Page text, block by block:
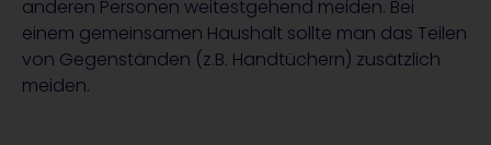
anderen Personen weitestgehend meiden. Bei
einem gemeinsamen Haushalt sollte man das Teilen
von Gegenständen (z.B. Handtüchern) zusätzlich
meiden.